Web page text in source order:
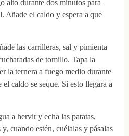
alto durante dos minutos para
Añade el caldo y espera a que
las carrilleras, sal y pimienta
de tomillo. Tapa la
la ternera a fuego medio durante
caldo se seque. Si esto llegara a
a hervir y echa las patatas,
cuando estén, cuélalas y pásalas